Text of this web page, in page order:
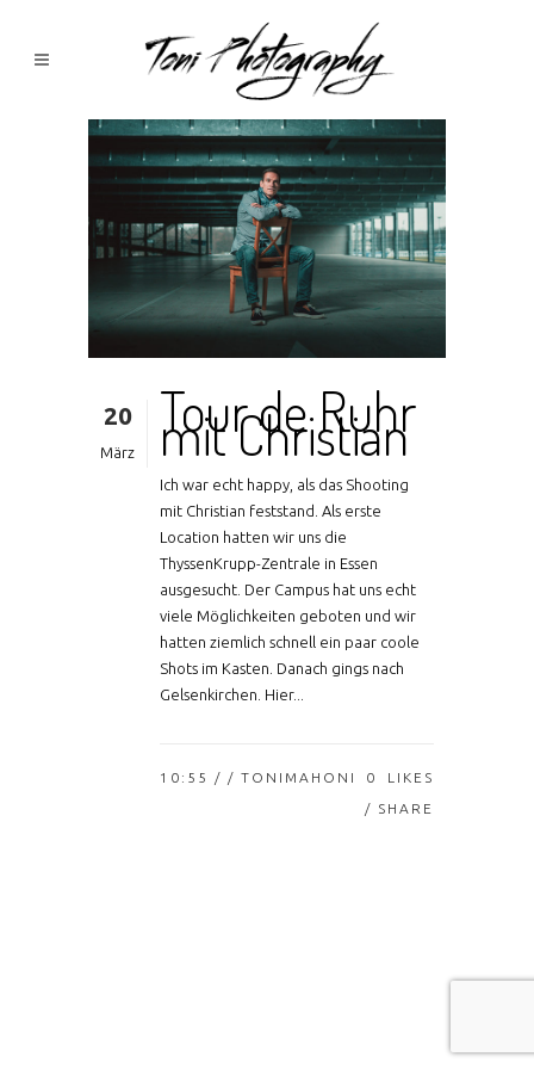
20
März
Tour de Ruhr
mit Christian
Ich war echt happy, als das Shooting
mit Christian feststand. Als erste
Location hatten wir uns die
ThyssenKrupp-Zentrale in Essen
ausgesucht. Der Campus hat uns echt
viele Möglichkeiten geboten und wir
hatten ziemlich schnell ein paar coole
Shots im Kasten. Danach gings nach
Gelsenkirchen. Hier...
10:55 / / TONIMAHONI 0
LIKES
SHARE